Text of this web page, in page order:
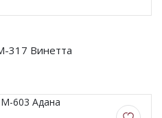
317 Винетта